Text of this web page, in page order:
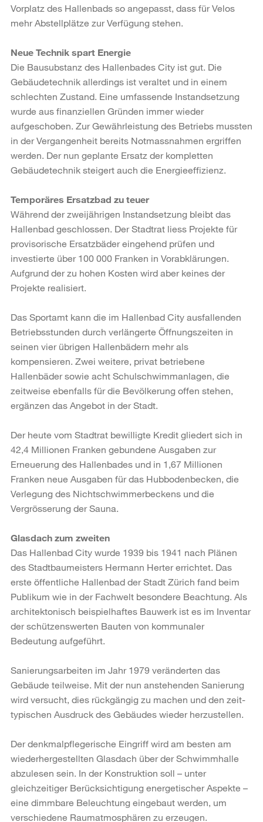
Vorplatz des Hallenbads so angepasst, dass für Velos
mehr Abstellplätze zur Verfügung stehen.
Neue Technik spart Energie
Die Bausubstanz des Hallenbades City ist gut. Die
Gebäudetechnik allerdings ist veraltet und in einem
schlechten Zustand. Eine umfassende Instandsetzung
wurde aus finanziellen Gründen immer wieder
aufgeschoben. Zur Gewährleistung des Betriebs mussten
in der Vergangenheit bereits Notmassnahmen ergriffen
werden. Der nun geplante Ersatz der kompletten
Gebäudetechnik steigert auch die Energieeffizienz.
Temporäres Ersatzbad zu teuer
Während der zweijährigen Instandsetzung bleibt das
Hallenbad geschlossen. Der Stadtrat liess Projekte für
provisorische Ersatzbäder eingehend prüfen und
investierte über 100 000 Franken in Vorabklärungen.
Aufgrund der zu hohen Kosten wird aber keines der
Projekte realisiert.
Das Sportamt kann die im Hallenbad City ausfallenden
Betriebsstunden durch verlängerte Öffnungszeiten in
seinen vier übrigen Hallenbädern mehr als
kompensieren. Zwei weitere, privat betriebene
Hallenbäder sowie acht Schulschwimmanlagen, die
zeitweise ebenfalls für die Bevölkerung offen stehen,
ergänzen das Angebot in der Stadt.
Der heute vom Stadtrat bewilligte Kredit gliedert sich in
42,4 Millionen Franken ge­bundene Ausgaben zur
Erneuerung des Hallenbades und in 1,67 Millionen
Franken neue Ausgaben für das Hubbodenbecken, die
Verlegung des Nichtschwimmer­beckens und die
Vergrösserung der Sauna.
Glasdach zum zweiten
Das Hallenbad City wurde 1939 bis 1941 nach Plänen
des Stadtbaumeisters Her­mann Herter errichtet. Das
erste öffentliche Hallenbad der Stadt Zürich fand beim
Publikum wie in der Fachwelt besondere Beachtung. Als
architektonisch beispiel­haftes Bauwerk ist es im Inventar
der schützenswerten Bauten von kommunaler
Bedeutung aufgeführt.
Sanierungsarbeiten im Jahr 1979 veränderten das
Gebäude teilweise. Mit der nun anstehenden Sanierung
wird versucht, dies rückgängig zu machen und den zeit­
typischen Ausdruck des Gebäudes wieder herzustellen.
Der denkmalpflegerische Eingriff wird am besten am
wiederhergestellten Glasdach über der Schwimmhalle
abzulesen sein. In der Konstruktion soll – unter
gleichzeitiger Berücksichtigung energetischer Aspekte –
eine dimmbare Beleuchtung eingebaut werden, um
verschiedene Raumatmosphären zu erzeugen.